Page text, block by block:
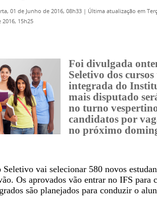
01 de Junho de 2016, 08h33 | Última atualização em
15h25
Foi divulgada
Seletivo dos
integrada do
mais disputado
no turno
candidatos por
no próximo
Seletivo vai selecionar 580 novos
Os aprovados vão entrar no IFS
são planejados para conduzir o